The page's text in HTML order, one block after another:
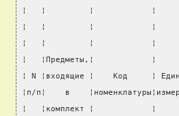
¦   ¦         ¦            ¦
¦   ¦         ¦            ¦
¦   ¦         ¦            ¦
¦   ¦Предметы,¦            ¦
¦ N ¦входящие ¦    Код     ¦
¦п/п¦    в
¦   ¦комплект ¦            ¦